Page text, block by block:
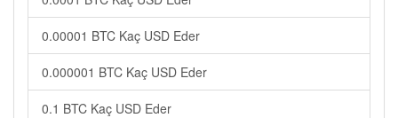
0.00001 BTC Kaç USD Eder
0.000001 BTC Kaç USD Eder
0.1 BTC Kaç USD Eder